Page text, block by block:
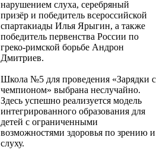
нарушением слуха, серебряный
призёр и победитель всероссийской
спартакиады Илья Ярыгин, а также
победитель первенства России по
греко-римской борьбе Андрон
Дмитриев.
Школа №5 для проведения «Зарядки с
чемпионом» выбрана неслучайно.
Здесь успешно реализуется модель
интегрированного образования для
детей с ограниченными
возможностями здоровья по зрению и
слуху.